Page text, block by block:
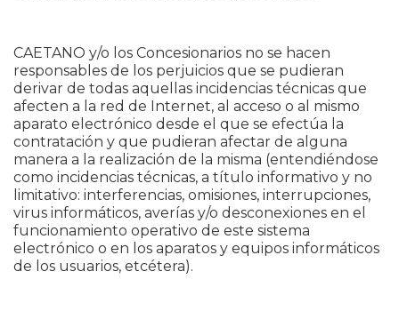
CAETANO y/o los Concesionarios no se hacen
responsables de los perjuicios que se pudieran
derivar de todas aquellas incidencias técnicas que
afecten a la red de Internet, al acceso o al mismo
aparato electrónico desde el que se efectúa la
contratación y que pudieran afectar de alguna
manera a la realización de la misma (entendiéndose
como incidencias técnicas, a título informativo y no
limitativo: interferencias, omisiones, interrupciones,
virus informáticos, averías y/o desconexiones en el
funcionamiento operativo de este sistema
electrónico o en los aparatos y equipos informáticos
de los usuarios, etcétera).